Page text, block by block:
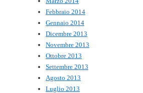
Febbraio 2014
Gennaio 2014
Dicembre 2013
Novembre 2013
Ottobre 2013
Settembre 2013
Agosto 2013
Luglio 2013